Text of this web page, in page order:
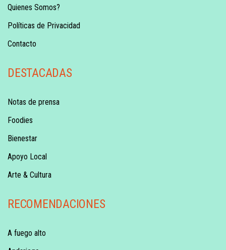
Quienes Somos?
Políticas de Privacidad
Contacto
DESTACADAS
Notas de prensa
Foodies
Bienestar
Apoyo Local
Arte & Cultura
RECOMENDACIONES
A fuego alto